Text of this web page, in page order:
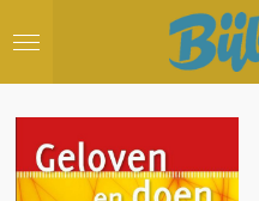
direct
hoofdinhoud